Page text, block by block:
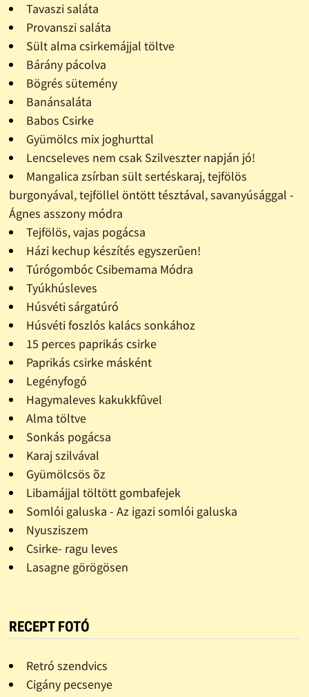
Tavaszi saláta
Provanszi saláta
Sült alma csirkemájjal töltve
Bárány pácolva
Bögrés sütemény
Banánsaláta
Babos Csirke
Gyümölcs mix joghurttal
Lencseleves nem csak Szilveszter napján jó!
Mangalica zsírban sült sertéskaraj, tejfölös
burgonyával, tejföllel öntött tésztával, savanyúsággal -
Ágnes asszony módra
Tejfölös, vajas pogácsa
Házi kechup készítés egyszerûen!
Túrógombóc Csibemama Módra
Tyúkhúsleves
Húsvéti sárgatúró
Húsvéti foszlós kalács sonkához
15 perces paprikás csirke
Paprikás csirke másként
Legényfogó
Hagymaleves kakukkfûvel
Alma töltve
Sonkás pogácsa
Karaj szilvával
Gyümölcsös õz
Libamájjal töltött gombafejek
Somlói galuska - Az igazi somlói galuska
Nyusziszem
Csirke- ragu leves
Lasagne görögösen
RECEPT FOTÓ
Retró szendvics
Cigány pecsenye